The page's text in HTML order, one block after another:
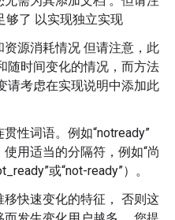
够了 以实现独立实现
源消耗情况 但请注意，此
随时间变化的情况，而方法
请考虑在实现说明中添加此
性词语。例如“notready”
用适当的分隔符，例如“尚
或“not-ready”）。
快速变化的特征， 否则这